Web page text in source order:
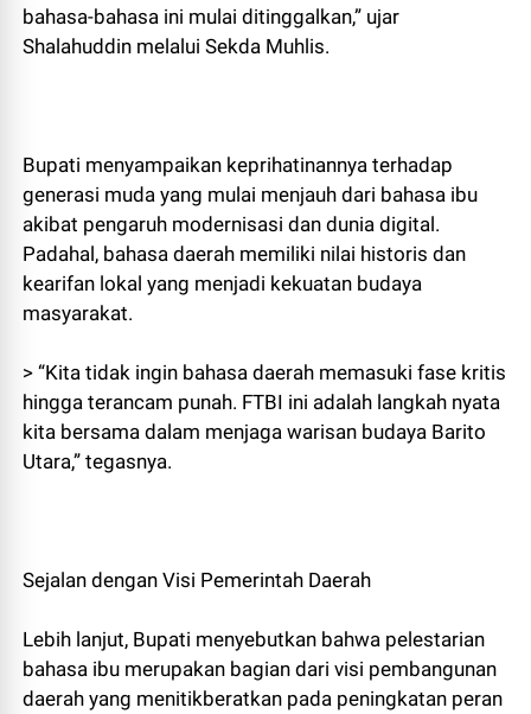
bahasa-bahasa ini mulai ditinggalkan,” ujar
Shalahuddin melalui Sekda Muhlis.
Bupati menyampaikan keprihatinannya terhadap
generasi muda yang mulai menjauh dari bahasa ibu
akibat pengaruh modernisasi dan dunia digital.
Padahal, bahasa daerah memiliki nilai historis dan
kearifan lokal yang menjadi kekuatan budaya
masyarakat.
> “Kita tidak ingin bahasa daerah memasuki fase kritis
hingga terancam punah. FTBI ini adalah langkah nyata
kita bersama dalam menjaga warisan budaya Barito
Utara,” tegasnya.
Sejalan dengan Visi Pemerintah Daerah
Lebih lanjut, Bupati menyebutkan bahwa pelestarian
bahasa ibu merupakan bagian dari visi pembangunan
daerah yang menitikberatkan pada peningkatan peran